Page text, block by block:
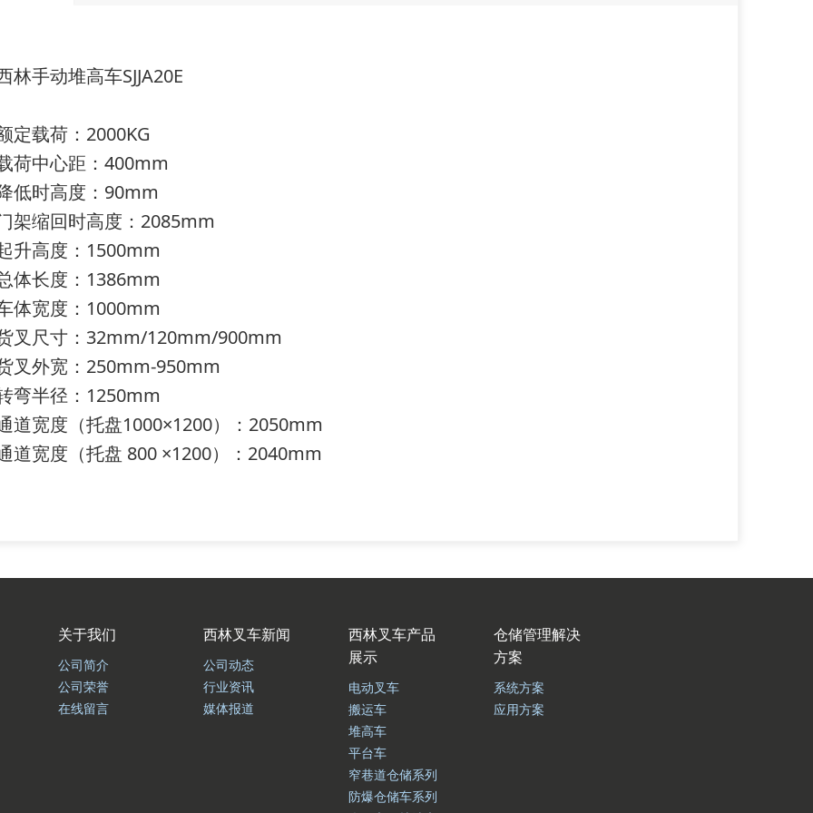
林手动堆高车SJJA20E
定载荷：2000KG
荷中心距：400mm
低时高度：90mm
架缩回时高度：2085mm
升高度：1500mm
体长度：1386mm
体宽度：1000mm
叉尺寸：32mm/120mm/900mm
叉外宽：250mm-950mm
弯半径：1250mm
道宽度（托盘1000×1200）：2050mm
道宽度（托盘 800 ×1200）：2040mm
关于我们
公司简介
公司荣誉
在线留言
西林叉车新闻
公司动态
行业资讯
媒体报道
西林叉车产品
展示
电动叉车
搬运车
堆高车
平台车
窄巷道仓储系列
防爆仓储车系列
仓储管理解决
方案
系统方案
应用方案